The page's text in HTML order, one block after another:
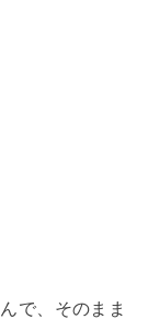
で、そのまま